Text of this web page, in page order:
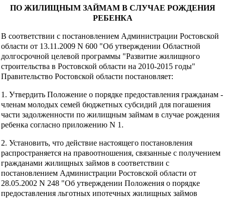
ПО ЖИЛИЩНЫМ ЗАЙМАМ В СЛУЧАЕ РОЖДЕНИЯ
РЕБЕНКА
В соответствии с постановлением Администрации Ростовской
области от 13.11.2009 N 600 "Об утверждении Областной
долгосрочной целевой программы "Развитие жилищного
строительства в Ростовской области на 2010-2015 годы"
Правительство Ростовской области постановляет:
1. Утвердить Положение о порядке предоставления гражданам -
членам молодых семей бюджетных субсидий для погашения
части задолженности по жилищным займам в случае рождения
ребенка согласно приложению N 1.
2. Установить, что действие настоящего постановления
распространяется на правоотношения, связанные с получением
гражданами жилищных займов в соответствии с
постановлением Администрации Ростовской области от
28.05.2002 N 248 "Об утверждении Положения о порядке
предоставления льготных ипотечных жилищных займов